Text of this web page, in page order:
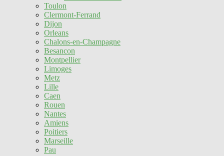
Toulon
Clermont-Ferrand
Dijon
Orleans
Chalons-en-Champagne
Besancon
Montpellier
Limoges
Metz
Lille
Caen
Rouen
Nantes
Amiens
Poitiers
Marseille
Pau